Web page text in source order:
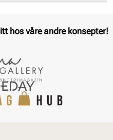
hos våre andre konsepter!